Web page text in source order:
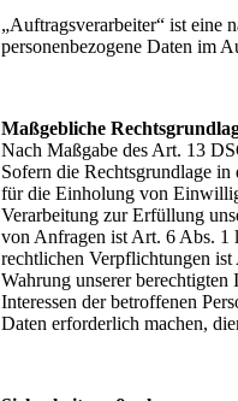
„Auftragsverarbeiter“ ist eine
personenbezogene Daten im
Maßgebliche
Nach Maßgabe des Art. 13
Sofern die Rechtsgrundlage
für die Einholung von
Verarbeitung zur Erfüllung
von Anfragen ist Art. 6 Abs. 1
rechtlichen Verpflichtungen
Wahrung unserer
Interessen der betroffenen
Daten erforderlich machen,